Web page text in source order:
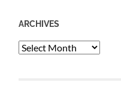
ARCHIVES
Archives